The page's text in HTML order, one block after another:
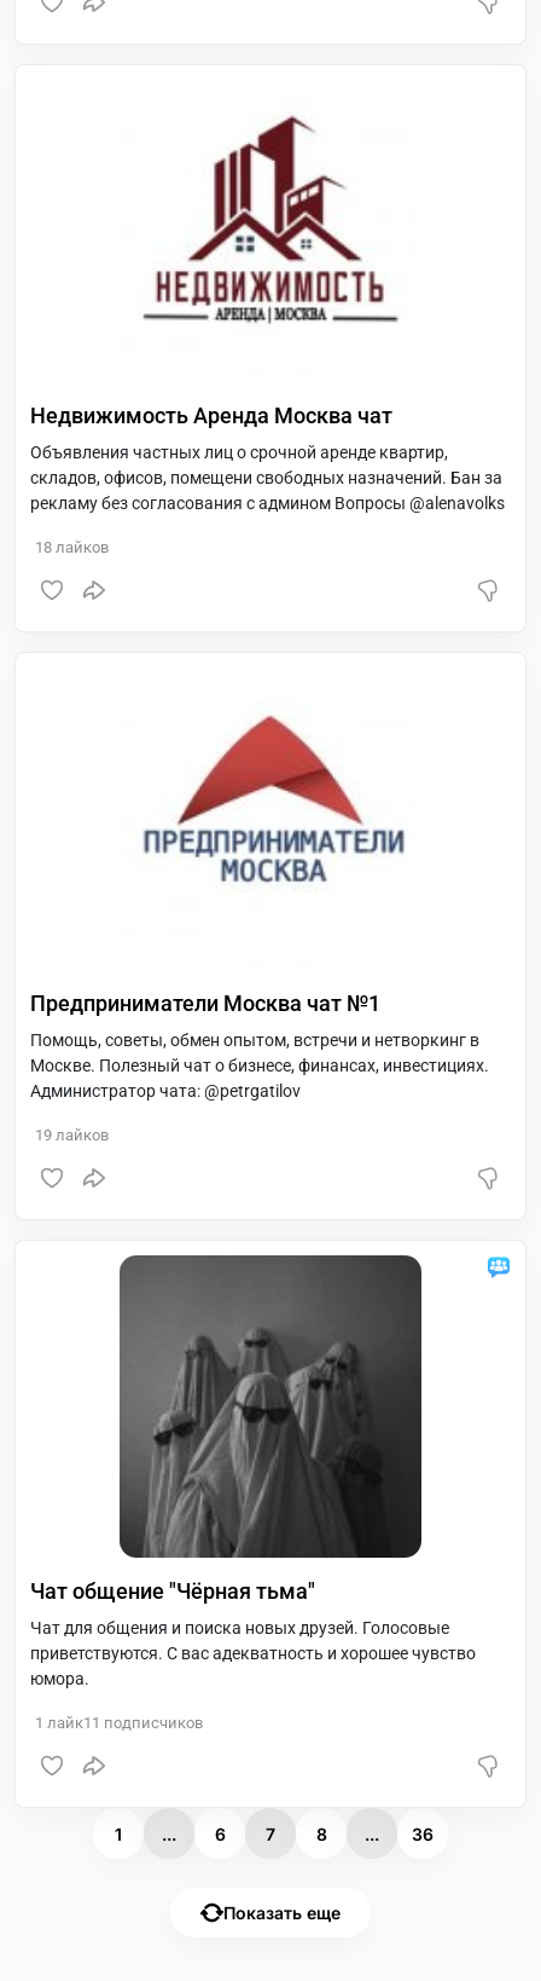
Недвижимость Аренда Москва чат
Объявления частных лиц о срочной аренде квартир,
складов, офисов, помещени свободных назначений. Бан за
рекламу без согласования с админом Вопросы @alenavolks
18 лайков
Предприниматели Москва чат №1
Помощь, советы, обмен опытом, встречи и нетворкинг в
Москве. Полезный чат о бизнесе, финансах, инвестициях.
Администратор чата: @petrgatilov
19 лайков
Чат общение "Чëрная тьма"
Чат для общения и поиска новых друзей. Голосовые
приветствуются. С вас адекватность и хорошее чувство
юмора.
1 лайк11 подписчиков
1 ... 6 7 8 ... 36
Показать еще